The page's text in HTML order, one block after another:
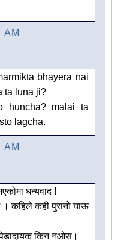
bhayera nai
ta luna ji?
huncha? malai ta
lagcha.
धन्यवाद !
कहिले कही पुरानो घाऊ
किन नओस।